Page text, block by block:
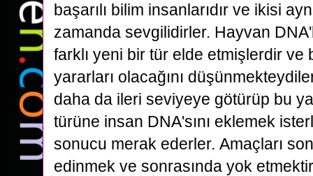
başarılı bilim insanlarıdır ve ikisi
zamanda sevgilidirler. Hayvan
farklı yeni bir tür elde etmişlerdir ve
yararları olacağını
daha da ileri seviyeye götürüp bu
türüne insan DNA'sını eklemek
sonucu merak ederler. Amaçları
edinmek ve sonrasında yok